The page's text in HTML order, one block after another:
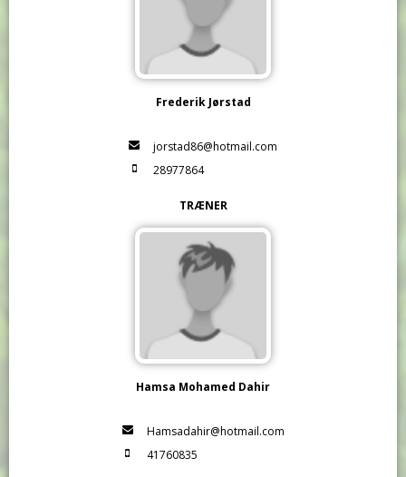
Frederik Jørstad
jorstad86@hotmail.com
28977864
TRÆNER
Hamsa Mohamed Dahir
Hamsadahir@hotmail.com
41760835